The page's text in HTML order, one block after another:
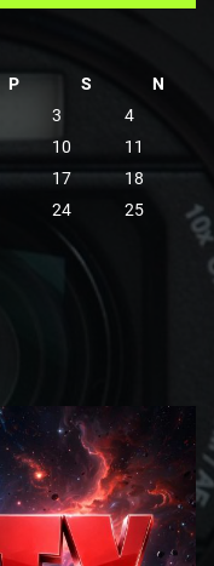
P S
N
3
4
10
11
17
18
24
25